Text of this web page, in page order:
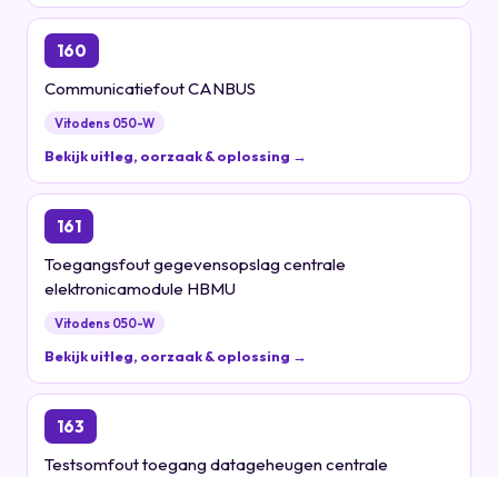
160
Communicatiefout CANBUS
Vitodens 050-W
Bekijk uitleg, oorzaak & oplossing →
161
Toegangsfout gegevensopslag centrale
elektronicamodule HBMU
Vitodens 050-W
Bekijk uitleg, oorzaak & oplossing →
163
Testsomfout toegang datageheugen centrale